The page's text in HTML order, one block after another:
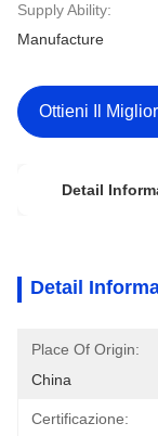
Supply Ability:
Manufacture
Ottieni Il
Detail
Detail
Place Of Origin:
China
Certificazione: